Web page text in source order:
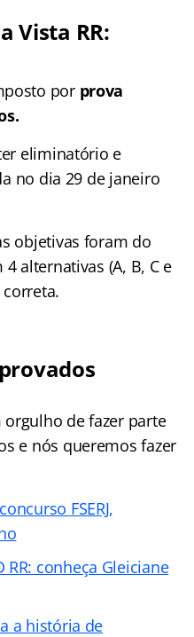
Vista RR:
por prova
eliminatório e
no dia 29 de janeiro
objetivas foram do
alternativas (A, B, C e
orgulho de fazer parte
e nós queremos fazer
FSERJ,
RR: conheça Gleiciane
a história de